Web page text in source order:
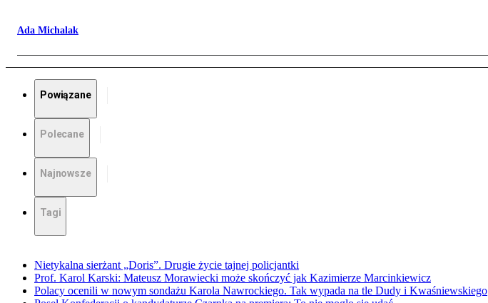
Ada Michalak
Powiązane
Polecane
Najnowsze
Tagi
Nietykalna sierżant „Doris”. Drugie życie tajnej policjantki
Prof. Karol Karski: Mateusz Morawiecki może skończyć jak Kazimierze Marcinkiewicz
Polacy ocenili w nowym sondażu Karola Nawrockiego. Tak wypada na tle Dudy i Kwaśniewskiego